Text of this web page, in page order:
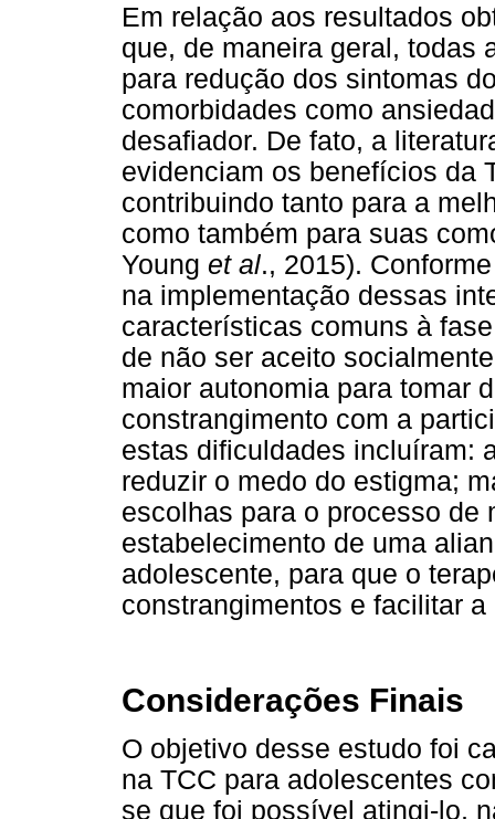
Em relação aos resultados
que, de maneira geral, todas
para redução dos sintomas
comorbidades como
desafiador. De fato, a
evidenciam os benefícios da
contribuindo tanto para a
como também para suas
Young et al., 2015).
na implementação dessas
características comuns à
de não ser aceito
maior autonomia para tomar
constrangimento com a
estas dificuldades incluíram:
reduzir o medo do estigma;
escolhas para o processo de
estabelecimento de uma
adolescente, para que o
constrangimentos e facilitar
Considerações Finais
O objetivo desse estudo foi
na TCC para adolescentes
se que foi possível atingi-lo,